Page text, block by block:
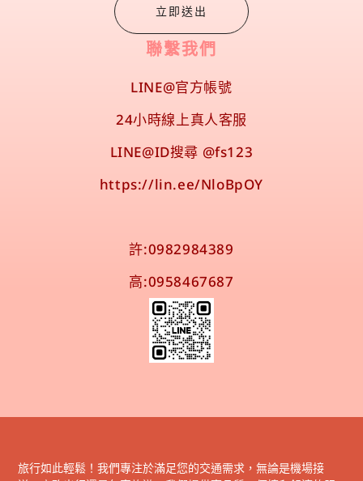
聯繫我們
LINE@官方帳號
24小時線上真人客服
LINE@ID搜尋 @fs123
https://lin.ee/NloBpOY
許:0982984389
高:0958467687
立即送出
旅行如此輕鬆！我們專注於滿足您的交通需求，無論是機場接